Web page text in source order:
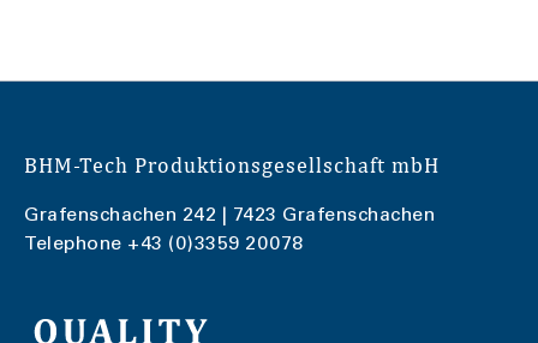
BHM-Tech Produktionsgesellschaft mbH
Grafenschachen 242 | 7423 Grafenschachen
Telephone +43 (0)3359 20078